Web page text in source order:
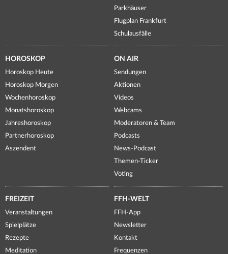
Parkhäuser
Flugplan Frankfurt
Schulausfälle
HOROSKOP
Horoskop Heute
Horoskop Morgen
Wochenhoroskop
Monatshoroskop
Jahreshoroskop
Partnerhoroskop
Aszendent
ON AIR
Sendungen
Aktionen
Videos
Webcams
Moderatoren & Team
Podcasts
News-Podcast
Themen-Ticker
Voting
FREIZEIT
Veranstaltungen
Spielplätze
Rezepte
Meditation
FFH-WELT
FFH-App
Newsletter
Kontakt
Frequenzen